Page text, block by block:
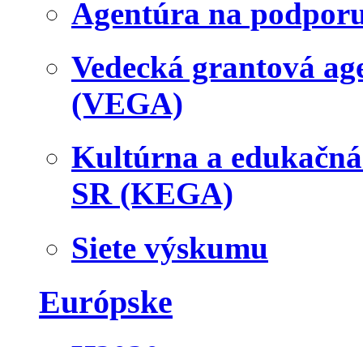
Agentúra na
Vedecká grantová
(VEGA)
Kultúrna a
SR (KEGA)
Siete výskumu
Európske